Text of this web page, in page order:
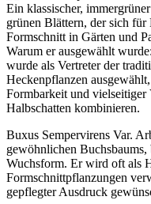
Ein klassischer,
grünen Blättern, der sich
Formschnitt in Gärten und
Warum er ausgewählt
wurde als Vertreter der
Heckenpflanzen
Formbarkeit und vielseitiger
Halbschatten kombinieren.
Buxus Sempervirens Var.
gewöhnlichen
Wuchsform. Er wird oft als
Formschnittpflanzungen
gepflegter Ausdruck